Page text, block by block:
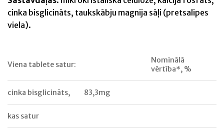
cinka bisglicināts, taukskābju magnija sāļi (pretsalipes
viela).
Viena tablete satur:
Nominālā
vērtība*, %
cinka bisglicināts, 83,3mg
kas satur